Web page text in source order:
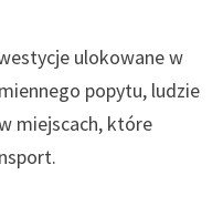
ulokowane w
popytu, ludzie
miejscach, które